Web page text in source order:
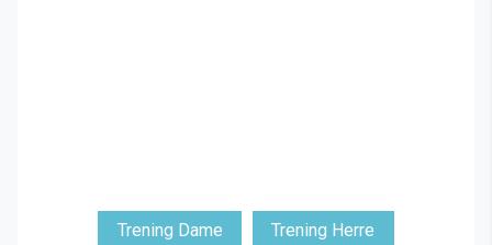
Trening Dame Trening Herre